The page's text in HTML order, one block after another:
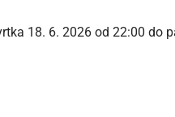
18. 6. 2026 od 22:00 do